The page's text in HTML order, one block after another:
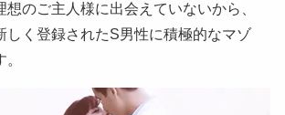
想のご主人様に出会えていないから、
しく登録されたS男性に積極的なマゾ